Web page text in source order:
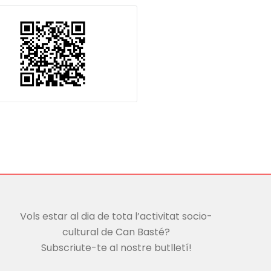
Vols estar al dia de tota l’activitat socio-
cultural de Can Basté?
Subscriute-te al nostre butlletí!